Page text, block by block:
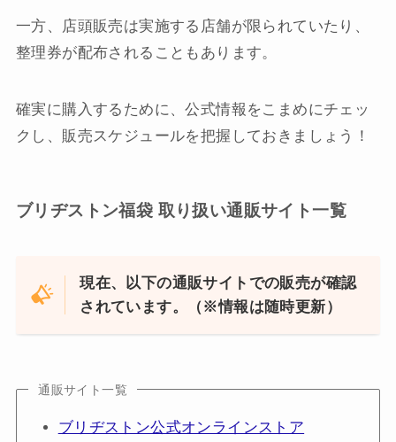
一方、店頭販売は実施する店舗が限られていたり、
整理券が配布されることもあります。
確実に購入するために、公式情報をこまめにチェッ
クし、販売スケジュールを把握しておきましょう！
ブリヂストン福袋 取り扱い通販サイト一覧
現在、以下の通販サイトでの販売が確認
されています。（※情報は随時更新）
通販サイト一覧
ブリヂストン公式オンラインストア